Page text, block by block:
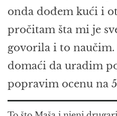
onda dođem kući i
pročitam šta mi je
govorila i to naučim.
domaći da uradim
popravim ocenu na